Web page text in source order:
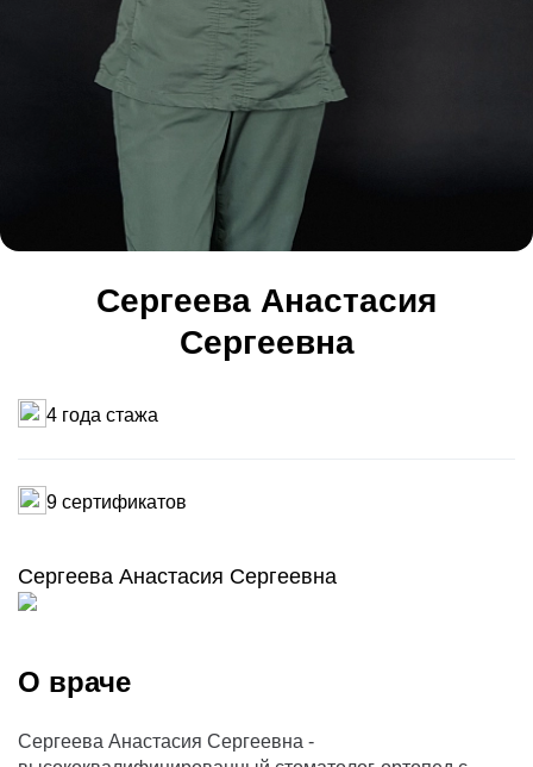
Сергеева Анастасия
Сергеевна
4 года стажа
9 сертификатов
Сергеева Анастасия Сергеевна
О враче
Сергеева Анастасия Сергеевна -